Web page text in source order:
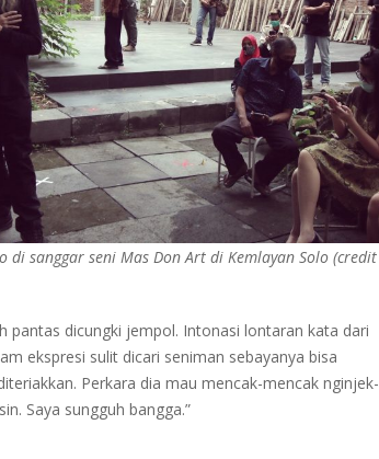
di sanggar seni Mas Don Art di Kemlayan Solo (credit
pantas dicungki jempol. Intonasi lontaran kata dari
ekspresi sulit dicari seniman sebayanya bisa
Perkara dia mau mencak-mencak nginjek-
Saya sungguh bangga.”